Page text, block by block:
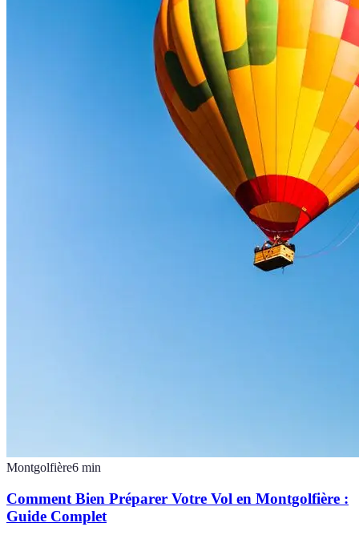
Montgolfière6 min
Comment Bien Préparer Votre Vol en Montgolfière :
Guide Complet